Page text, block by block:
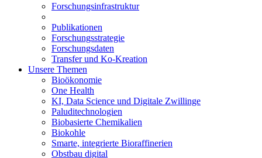
Forschungsinfrastruktur
Publikationen
Forschungsstrategie
Forschungsdaten
Transfer und Ko-Kreation
Unsere Themen
Bioökonomie
One Health
KI, Data Science und Digitale Zwillinge
Paluditechnologien
Biobasierte Chemikalien
Biokohle
Smarte, integrierte Bioraffinerien
Obstbau digital